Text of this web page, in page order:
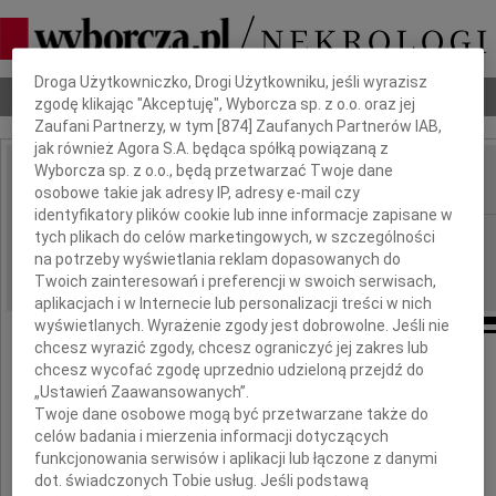
Nekrologi Odeszli Poradnik pogrzebowy
IMIĘ I NAZWISKO:
REGION: Warszawa
DATA EMISJI: 01.04.2010
Panu Profesorowi
Tadeuszowi Kaczorkowi
Dbamy o Twoją prywatność
Droga Użytkowniczko, Drogi Użytkowniku, jeśli wyrazisz
zgodę klikając "Akceptuję", Wyborcza sp. z o.o. oraz jej
Zaufani Partnerzy, w tym [874 ] Zaufanych Partnerów IAB,
jak również Agora S.A. będąca spółką powiązaną z
Wyborcza sp. z o.o., będą przetwarzać Twoje dane
osobowe takie jak adresy IP, adresy e-mail czy
identyfikatory plików cookie lub inne informacje zapisane w
tych plikach do celów marketingowych, w szczególności
na potrzeby wyświetlania reklam dopasowanych do
Twoich zainteresowań i preferencji w swoich serwisach,
aplikacjach i w Internecie lub personalizacji treści w nich
wyświetlanych. Wyrażenie zgody jest dobrowolne. Jeśli nie
chcesz wyrazić zgody, chcesz ograniczyć jej zakres lub
chcesz wycofać zgodę uprzednio udzieloną przejdź do
„Ustawień Zaawansowanych”.
Twoje dane osobowe mogą być przetwarzane także do
celów badania i mierzenia informacji dotyczących
funkcjonowania serwisów i aplikacji lub łączone z danymi
dot. świadczonych Tobie usług. Jeśli podstawą